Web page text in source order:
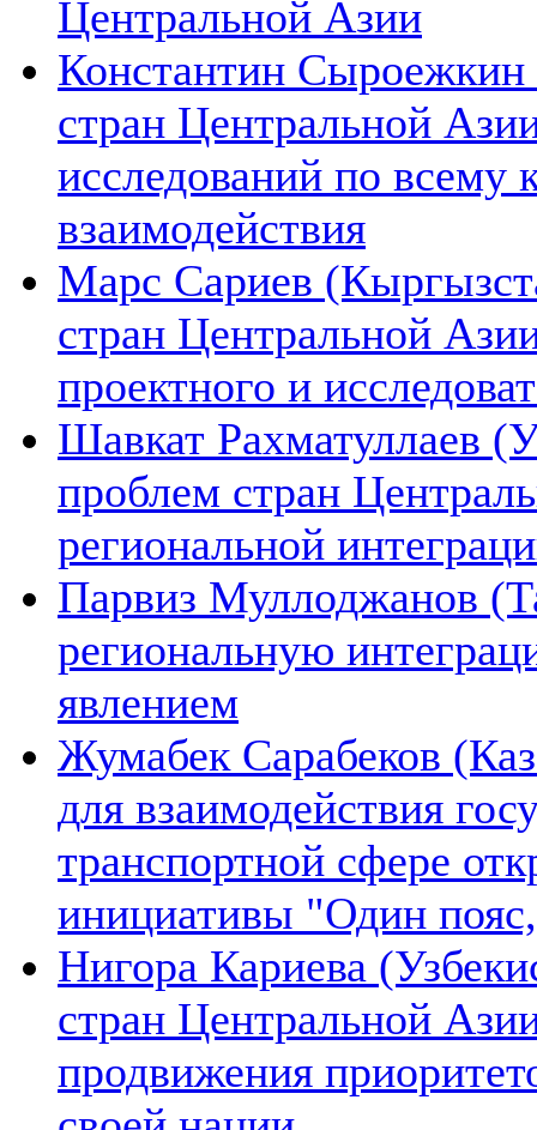
Центральной Азии
Константин Сыроежкин
стран Центральной
исследований по всему
взаимодействия
Марс Сариев
стран Центральной
проектного и
Шавкат Рахматуллаев
проблем стран
региональной
Парвиз Муллоджанов
региональную
явлением
Жумабек Сарабеков
для взаимодействия
транспортной сфере
инициативы "Один
Нигора Кариева
стран Центральной
продвижения